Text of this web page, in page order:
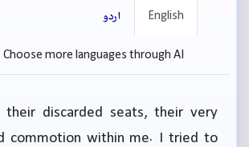
English اردو
Choose more languages through AI
their discarded seats, their very
commotion within me. I tried to